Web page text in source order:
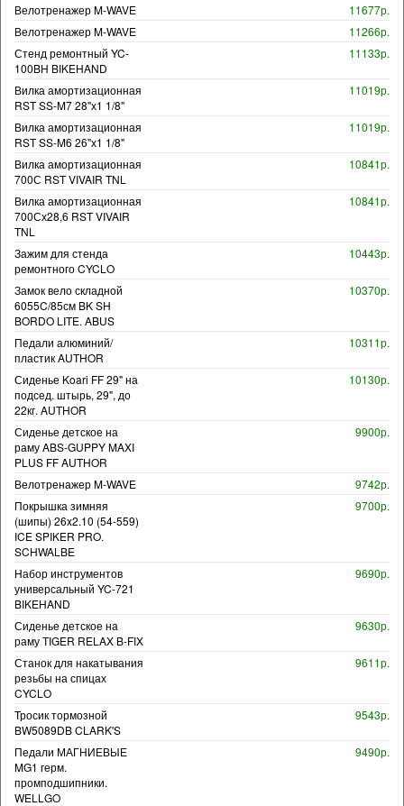
Велотренажер M-WAVE
11677р.
Велотренажер M-WAVE
11266р.
Стенд ремонтный YC-
100BH BIKEHAND
11133р.
Вилка амортизационная
RST SS-M7 28"х1 1/8"
11019р.
Вилка амортизационная
RST SS-M6 26"х1 1/8"
11019р.
Вилка амортизационная
700С RST VIVAIR TNL
10841р.
Вилка амортизационная
700Сх28,6 RST VIVAIR
TNL
10841р.
Зажим для стенда
ремонтного CYCLO
10443р.
Замок вело складной
6055C/85см BK SH
BORDO LITE. ABUS
10370р.
Педали алюминий/
пластик AUTHOR
10311р.
Сиденье Koari FF 29" на
подсед. штырь, 29", до
22кг. AUTHOR
10130р.
Сиденье детское на
раму ABS-GUPPY MAXI
PLUS FF AUTHOR
9900р.
Велотренажер M-WAVE
9742р.
Покрышка зимняя
(шипы) 26x2.10 (54-559)
ICE SPIKER PRO.
SCHWALBE
9700р.
Набор инструментов
универсальный YC-721
BIKEHAND
9690р.
Сиденье детское на
раму TIGER RELAX B-FIX
9630р.
Станок для накатывания
резьбы на спицах
CYCLO
9611р.
Тросик тормозной
BW5089DB CLARK'S
9543р.
Педали МАГНИЕВЫЕ
MG1 герм.
промподшипники.
WELLGO
9490р.